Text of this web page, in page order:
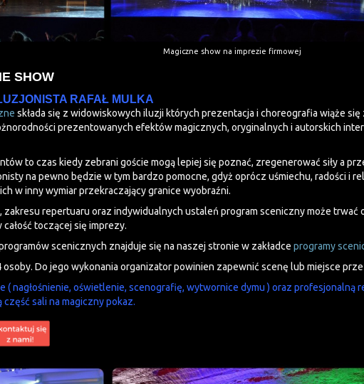
Magiczne show na imprezie firmowej
SHOW
RAFAŁ MULKA
składa się z widowiskowych iluzji których prezentacja i choreografia wiąże
prezentowanych efektów magicznych, oryginalnych i autorskich
to czas kiedy zebrani goście mogą lepiej się poznać, zregenerować siły a
na pewno będzie w tym bardzo pomocne, gdyż oprócz uśmiechu, radości i
w inny wymiar przekraczający granice wyobraźni.
repertuaru oraz indywidualnych ustaleń program sceniczny może
toczącej się imprezy.
scenicznych znajduje się na naszej stronie w zakładce programy
Do jego wykonania organizator powinien zapewnić scenę lub miejsce
( nagłośnienie, oświetlenie, scenografię, wytwornice dymu ) oraz profesjonalną
sali na magiczny pokaz.